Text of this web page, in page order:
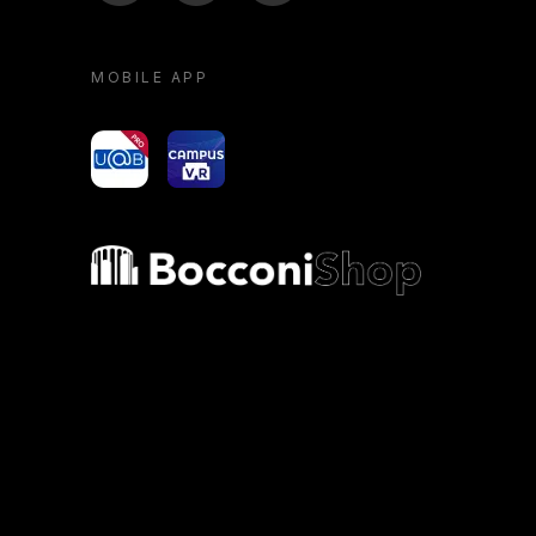
MOBILE APP
yoU@B Campus VR
Bocconi shop